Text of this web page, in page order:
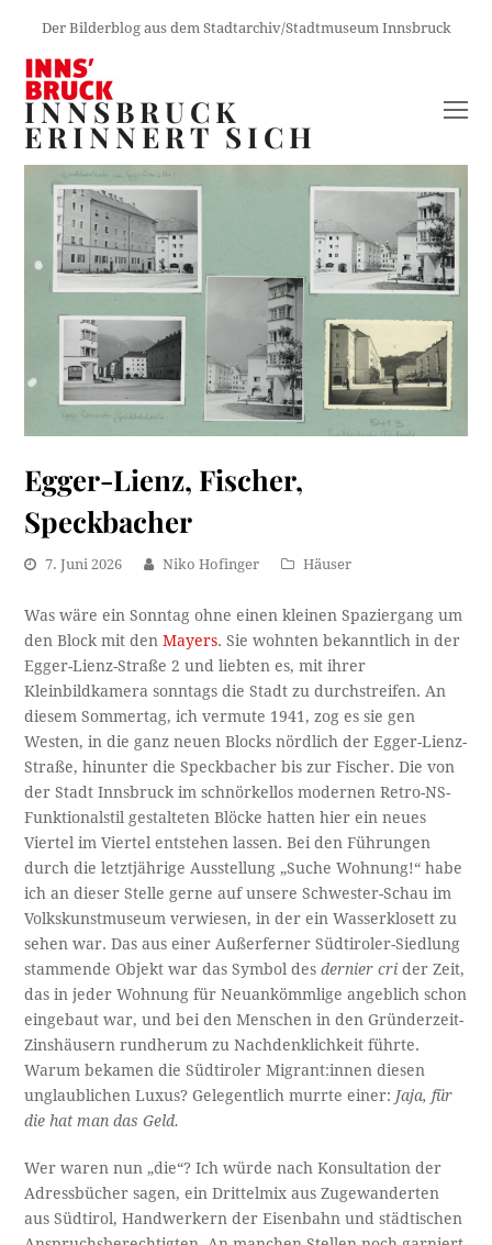
Der Bilderblog aus dem Stadtarchiv/Stadtmuseum Innsbruck
INNSBRUCK
ERINNERT SICH
Egger-Lienz, Fischer,
Speckbacher
7. Juni 2026 Niko Hofinger Häuser
Was wäre ein Sonntag ohne einen kleinen Spaziergang um
den Block mit denMayers. Sie wohnten bekanntlich in der
Egger-Lienz-Straße 2 und liebten es, mit ihrer
Kleinbildkamera sonntags die Stadt zu durchstreifen. An
diesem Sommertag, ich vermute 1941, zog es sie gen
Westen, in die ganz neuen Blocks nördlich der Egger-Lienz-
Straße, hinunter die Speckbacher bis zur Fischer. Die von
der Stadt Innsbruck im schnörkellos modernen Retro-NS-
Funktionalstil gestalteten Blöcke hatten hier ein neues
Viertel im Viertel entstehen lassen. Bei den Führungen
durch die letztjährige Ausstellung „Suche Wohnung!“ habe
ich an dieser Stelle gerne auf unsere Schwester-Schau im
Volkskunstmuseum verwiesen, in der ein Wasserklosett zu
sehen war. Das aus einer Außerferner Südtiroler-Siedlung
stammende Objekt war das Symbol desdernier crider Zeit,
das in jeder Wohnung für Neuankömmlige angeblich schon
eingebaut war, und bei den Menschen in den Gründerzeit-
Zinshäusern rundherum zu Nachdenklichkeit führte.
Warum bekamen die Südtiroler Migrant:innen diesen
unglaublichen Luxus? Gelegentlich murrte einer: Jaja, für
die hat man das Geld.
Wer waren nun „die“? Ich würde nach Konsultation der
Adressbücher sagen, ein Drittelmix aus Zugewanderten
aus Südtirol, Handwerkern der Eisenbahn und städtischen